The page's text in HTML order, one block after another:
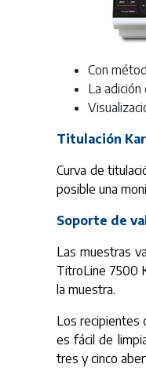
Con
La
Titulación
Curva de
posible una
Soporte de
Las muestras
TitroLine 7500
la muestra.
Los recipientes
es fácil de
tres y cinco